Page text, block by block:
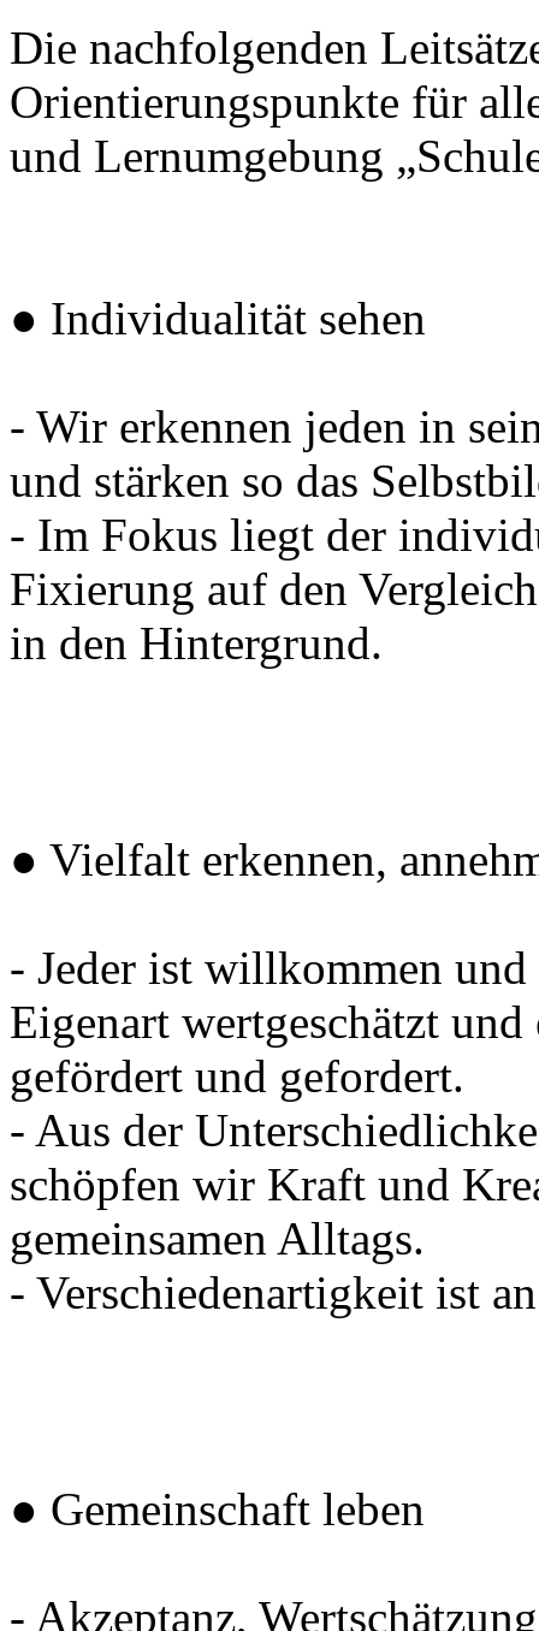
Die nachfolgenden
Orientierungspunkte für
und Lernumgebung
● Individualität sehen
- Wir erkennen jeden in
und stärken so das
- Im Fokus liegt der
Fixierung auf den
in den Hintergrund.
● Vielfalt erkennen,
- Jeder ist willkommen
Eigenart wertgeschätzt
gefördert und gefordert.
- Aus der
schöpfen wir Kraft und
gemeinsamen Alltags.
- Verschiedenartigkeit ist
● Gemeinschaft leben
- Akzeptanz,